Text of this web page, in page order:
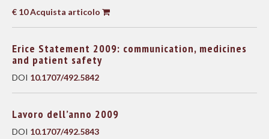
€ 10 Acquista articolo
Erice Statement 2009: communication, medicines
and patient safety
DOI 10.1707/492.5842
Lavoro dell’anno 2009
DOI 10.1707/492.5843